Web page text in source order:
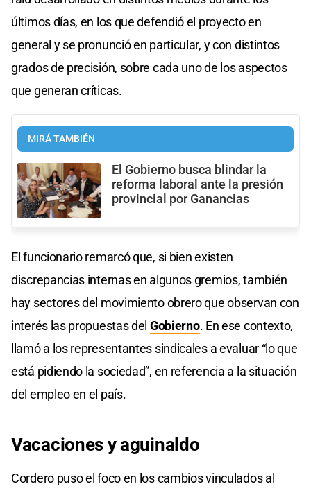
últimos días, en los que defendió el proyecto en
general y se pronunció en particular, y con distintos
grados de precisión, sobre cada uno de los aspectos
que generan críticas.
MIRÁ TAMBIÉN
El Gobierno busca blindar la
reforma laboral ante la presión
provincial por Ganancias
El funcionario remarcó que, si bien existen
discrepancias internas en algunos gremios, también
hay sectores del movimiento obrero que observan con
interés las propuestas del Gobierno. En ese contexto,
llamó a los representantes sindicales a evaluar “lo que
está pidiendo la sociedad”, en referencia a la situación
del empleo en el país.
Vacaciones y aguinaldo
Cordero puso el foco en los cambios vinculados al